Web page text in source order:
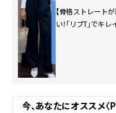
【骨格ストレート
い！「リブT」でキ
今、あなたにオススメ〈